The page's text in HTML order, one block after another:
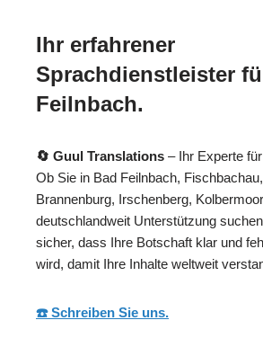
Ihr erfahrener
Sprachdienstleister
Feilnbach.
🔄 Guul Translations – Ihr Experte
Ob Sie in Bad Feilnbach,
Brannenburg, Irschenberg,
deutschlandweit Unterstützung
sicher, dass Ihre Botschaft klar und
wird, damit Ihre Inhalte weltweit
☎️ Schreiben Sie uns.